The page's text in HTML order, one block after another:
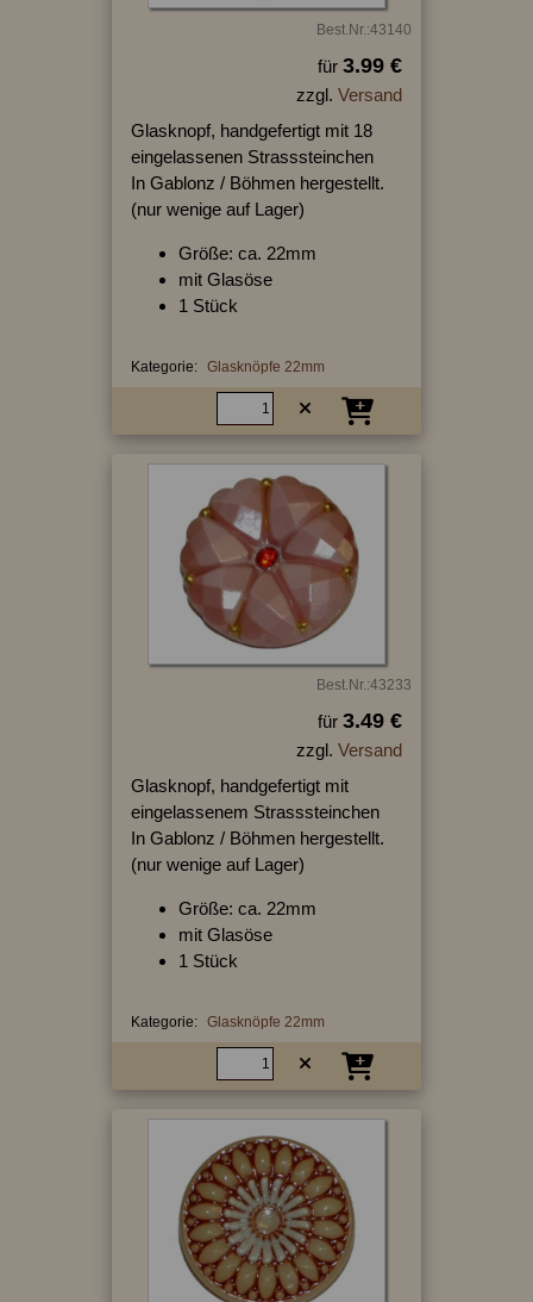
Best.Nr.:43140
für 3.99 €
zzgl. Versand
Glasknopf, handgefertigt mit 18
eingelassenen Strasssteinchen
In Gablonz / Böhmen hergestellt.
(nur wenige auf Lager)
Größe: ca. 22mm
mit Glasöse
1 Stück
Kategorie: Glasknöpfe 22mm
Best.Nr.:43233
für 3.49 €
zzgl. Versand
Glasknopf, handgefertigt mit
eingelassenem Strasssteinchen
In Gablonz / Böhmen hergestellt.
(nur wenige auf Lager)
Größe: ca. 22mm
mit Glasöse
1 Stück
Kategorie: Glasknöpfe 22mm